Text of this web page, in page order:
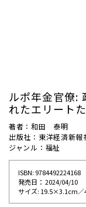
ルポ年金官僚:
れたエリート
著者：和田 泰明
出版社：東洋経済新報
ジャンル：福祉
ISBN: 9784492224168
発売⽇： 2024/04/10
サイズ: 19.5×3.1cm／